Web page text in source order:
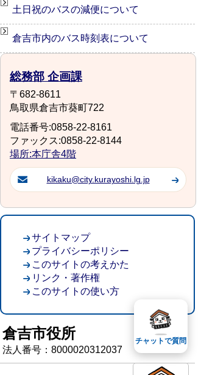
土日祝のバスの減便について
倉吉市内のバス時刻表について
総務部 企画課
〒682-8611
鳥取県倉吉市葵町722
電話番号:0858-22-8161
ファックス:0858-22-8144
場所:本庁舎4階
kikaku@city.kurayoshi.lg.jp
サイトマップ
プライバシーポリシー
このサイトの考えかた
リンク・著作権
このサイトの使い方
倉吉市役所
法人番号：8000020312037
チャットで質問